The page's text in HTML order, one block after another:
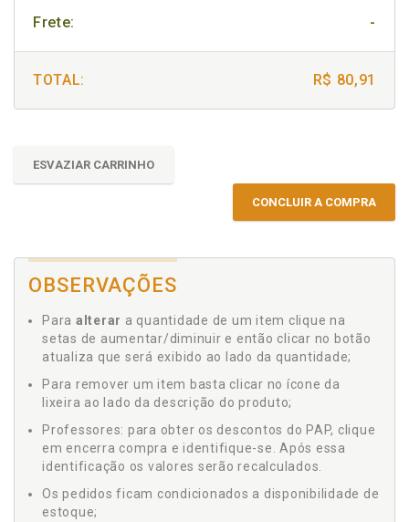
Frete: -
TOTAL: R$ 80,91
ESVAZIAR CARRINHO
CONCLUIR A COMPRA
OBSERVAÇÕES
Para alterar a quantidade de um item clique na
setas de aumentar/diminuir e então clicar no botão
atualiza que será exibido ao lado da quantidade;
Para remover um item basta clicar no ícone da
lixeira ao lado da descrição do produto;
Professores: para obter os descontos do PAP, clique
em encerra compra e identifique-se. Após essa
identificação os valores serão recalculados.
Os pedidos ficam condicionados a disponibilidade de
estoque;